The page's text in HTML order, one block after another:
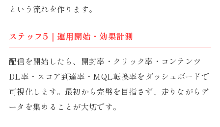
という流れを作ります。
ステップ5｜運用開始・効果計測
配信を開始したら、開封率・クリック率・コンテンツ
DL率・スコア到達率・MQL転換率をダッシュボードで
可視化します。最初から完璧を目指さず、走りながらデ
ータを集めることが大切です。